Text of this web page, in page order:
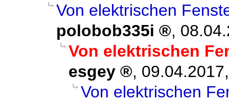
Von elektrischen
polobob335i
,
Von elektrischen
esgey
,
Von elektrischen